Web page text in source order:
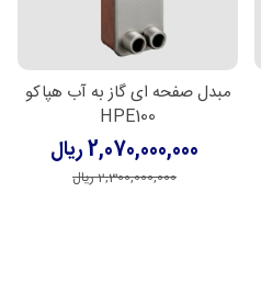
مبدل صفحه ای گاز به آب هپاکو
HPE100
2,070,000,000 ریال
2,300,000,000 ریال